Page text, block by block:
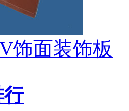
饰面装饰板
行